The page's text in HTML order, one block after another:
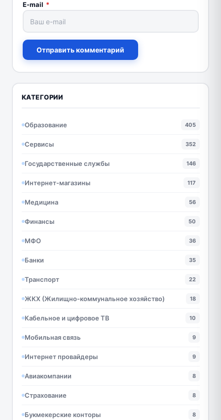
E-mail *
Отправить комментарий
КАТЕГОРИИ
Образование 405
Сервисы 352
Государственные службы 146
Интернет-магазины 117
Медицина 56
Финансы 50
МФО 36
Банки 35
Транспорт 22
ЖКХ (Жилищно-коммунальное хозяйство) 18
Кабельное и цифровое ТВ 10
Мобильная связь 9
Интернет провайдеры 9
Авиакомпании 8
Страхование 8
Букмекерские конторы 8